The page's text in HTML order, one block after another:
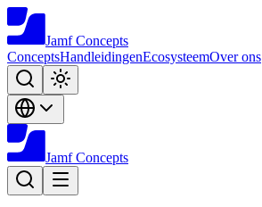
Jamf Concepts
ConceptsHandleidingenEcosysteemOver ons
Jamf Concepts